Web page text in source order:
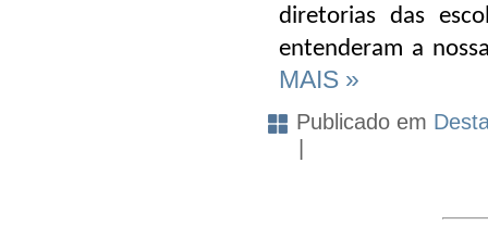
diretorias das
entenderam a
MAIS »
Publicado em
|